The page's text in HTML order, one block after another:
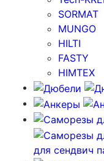
SORMAT
MUNGO
HILTI
FASTY
HIMTEX
для сендвич